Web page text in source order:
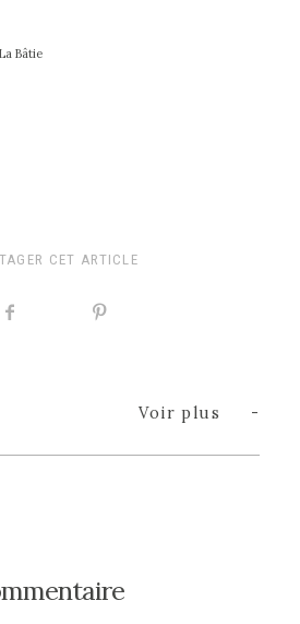
La Bâtie
CET ARTICLE
Voir plus